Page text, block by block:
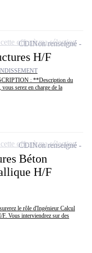
H/F
: **Description du
serez en charge de la
CDINon renseigné
offre à ma sélection
Béton
H/F
le rôle d'Ingénieur Calcul
Vous interviendrez sur des
CDINon renseigné
offre à ma sélection